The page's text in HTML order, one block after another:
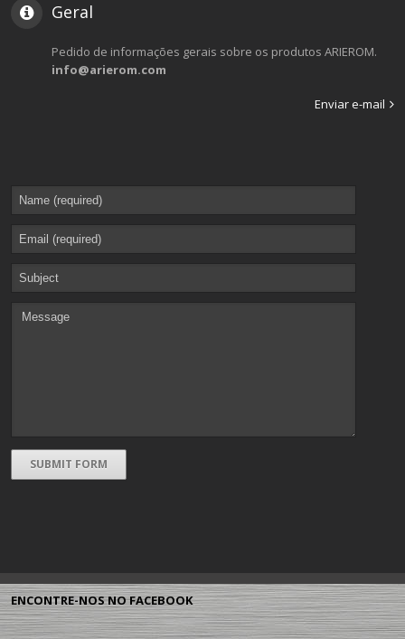
Geral
Pedido de informações gerais sobre os produtos ARIEROM.
info@arierom.com
Enviar e-mail
ENCONTRE-NOS NO FACEBOOK